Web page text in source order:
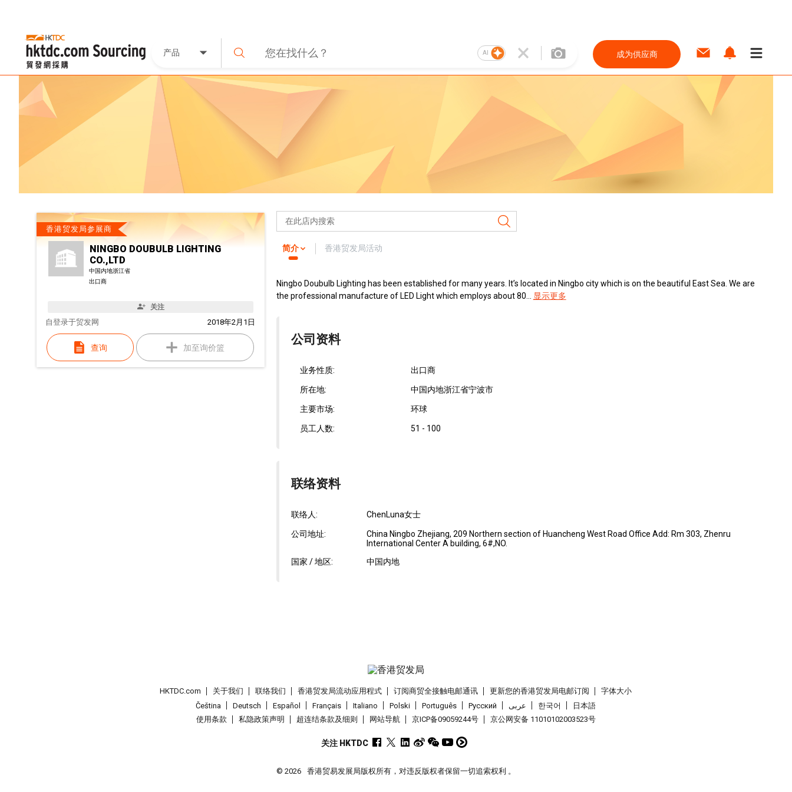
产品 AI 成为供应商
香港贸发局参展商
NINGBO DOUBULB LIGHTING
CO.,LTD
中国内地浙江省
出口商
关注
自 2018年2月1日
登录于贸发网
查询 加至询价篮
简介 香港贸发局活动
Ningbo Doubulb Lighting has been established for many years. It’s located in Ningbo city which is on the beautiful East Sea. We are
the professional manufacture of LED Light which employs about 80...
显示更多
公司资料
业务性质: 出口商
所在地: 中国内地浙江省宁波市
主要市场: 环球
员工人数: 51 - 100
联络资料
联络人: ChenLuna女士
公司地址:
China Ningbo Zhejiang, 209 Northern section of Huancheng West Road Office Add: Rm 303, Zhenru
International Center A building, 6#,NO.
国家 / 地区:
中国内地
HKTDC.com 关于我们 联络我们 香港贸发局流动应用程式 订阅商贸全接触电邮通讯 更新您的香港贸发局电邮订阅
字体大小
Čeština
Deutsch Español Français Italiano Polski Português Pусский عربى 한국어
日本語
使用条款
私隐政策声明 超连结条款及细则 网站导航 京ICP备09059244号 京公网安备 11010102003523号
关注 HKTDC
© 2026 香港贸易发展局版权所有，对违反版权者保留一切追索权利 。